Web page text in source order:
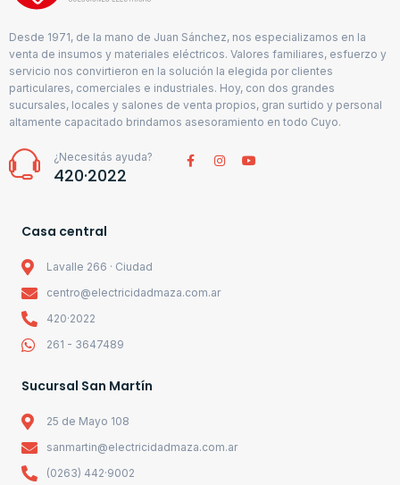
Desde 1971, de la mano de Juan Sánchez, nos especializamos en la
venta de insumos y materiales eléctricos. Valores familiares, esfuerzo y
servicio nos convirtieron en la solución la elegida por clientes
particulares, comerciales e industriales. Hoy, con dos grandes
sucursales, locales y salones de venta propios, gran surtido y personal
altamente capacitado brindamos asesoramiento en todo Cuyo.
¿Necesitás ayuda?
420·2022
Casa central
Lavalle 266 · Ciudad
centro@electricidadmaza.com.ar
420·2022
261 - 3647489
Sucursal San Martín
25 de Mayo 108
sanmartin@electricidadmaza.com.ar
(0263) 442·9002